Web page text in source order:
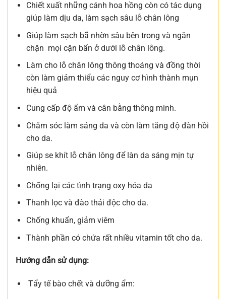
Chiết xuất những cánh hoa hồng còn có tác dụng
giúp làm dịu da, làm sạch sâu lỗ chân lông
Giúp làm sạch bã nhờn sâu bên trong và ngăn
chặn mọi cặn bẩn ở dưới lỗ chân lông.
Làm cho lỗ chân lông thông thoáng và đồng thời
còn làm giảm thiểu các nguy cơ hình thành mụn
hiệu quả
Cung cấp độ ẩm và cân bằng thông minh.
Chăm sóc làm sáng da và còn làm tăng độ đàn hồi
cho da.
Giúp se khít lỗ chân lông để làn da sáng mịn tự
nhiên.
Chống lại các tình trạng oxy hóa da
Thanh lọc và đào thải độc cho da.
Chống khuẩn, giảm viêm
Thành phần có chứa rất nhiều vitamin tốt cho da.
Hướng dẫn sử dụng:
Tẩy tế bào chết và dưỡng ẩm: